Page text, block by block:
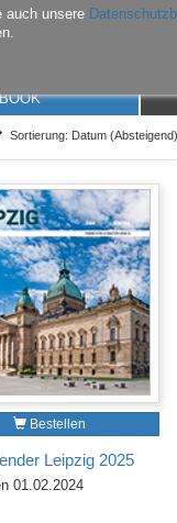
auch unsere
Sortierung: Datum (Absteigend)
Bestellen
Leipzig 2025
01.02.2024